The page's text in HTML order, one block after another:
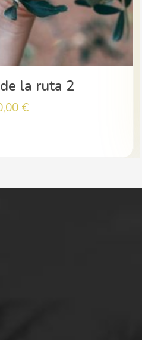
Nombre del producto